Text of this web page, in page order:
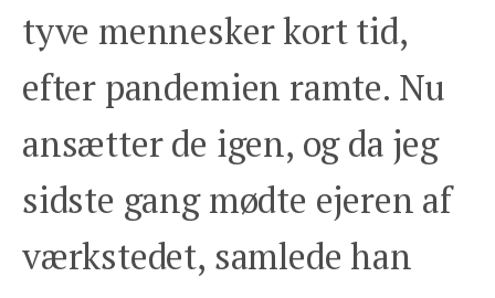
tyve mennesker kort tid,
efter pandemien ramte. Nu
ansætter de igen, og da jeg
sidste gang mødte ejeren af
værkstedet, samlede han